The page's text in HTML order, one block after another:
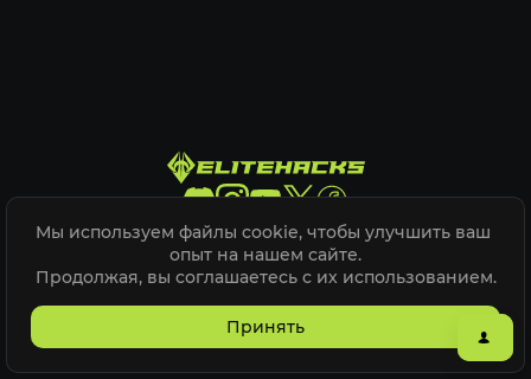
Мы используем файлы cookie, чтобы улучшить ваш
опыт на нашем сайте.
Продолжая, вы соглашаетесь с их использованием.
Принять
Elite Hacks @2026
ELITEPVPERS